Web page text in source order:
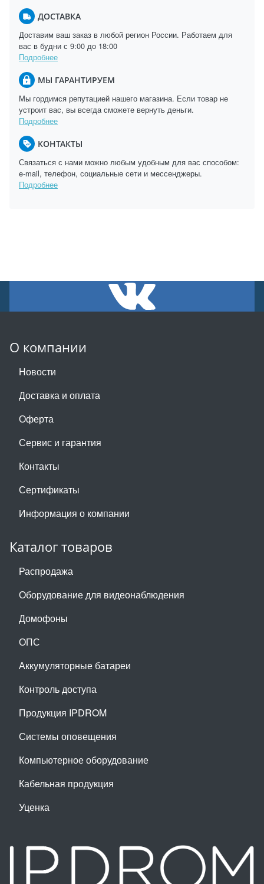
ДОСТАВКА
Доставим ваш заказ в любой регион России. Работаем для
вас в будни с 9:00 до 18:00
Подробнее
МЫ ГАРАНТИРУЕМ
Мы гордимся репутацией нашего магазина. Если товар не
устроит вас, вы всегда сможете вернуть деньги.
Подробнее
КОНТАКТЫ
Связаться с нами можно любым удобным для вас способом:
e-mail, телефон, социальные сети и мессенджеры.
Подробнее
О компании
Новости
Доставка и оплата
Оферта
Сервис и гарантия
Контакты
Сертификаты
Информация о компании
Каталог товаров
Распродажа
Оборудование для видеонаблюдения
Домофоны
ОПС
Аккумуляторные батареи
Контроль доступа
Продукция IPDROM
Системы оповещения
Компьютерное оборудование
Кабельная продукция
Уценка